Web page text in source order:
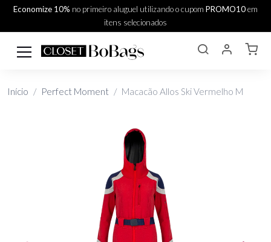
Economize 10% no primeiro aluguel utilizando o cupom PROMO10em
itens selecionados
Início Perfect Moment Macacão Allos Ski Vermelho M